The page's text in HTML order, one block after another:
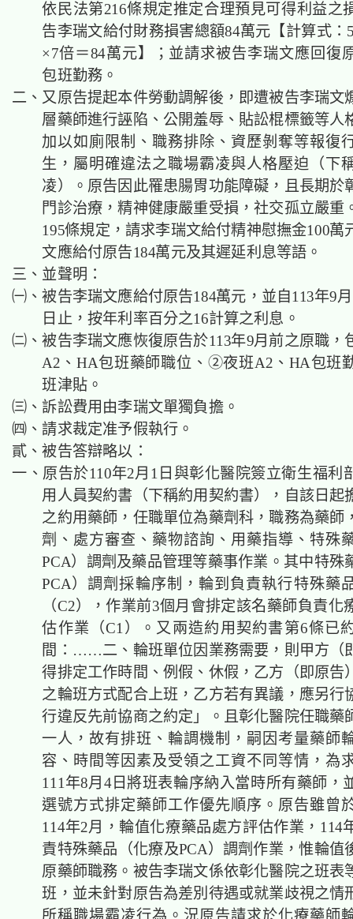
依民法第216條規定推定合理預見可得利益之
告李瑞文給付財務損害總額84萬元【計算式：
×7倍＝84萬元】；並請求被告李瑞文應回復
包班勤務。
二、又原告提起本件勞動調解後，即遭被告李瑞文
層藥師進行誣陷、公開羞辱、貼訟棍標籤等人
加以如廁限制、職務排除、資歷剝奪等報復
生，屬明確違法之職場霸凌與人格壓迫（下
凌）。原告因此罹患腸胃功能障礙，且長期於
門診治療，精神健康嚴重受損，社交孤立嚴重
195條規定，請求李瑞文給付精神慰撫金100萬
文應給付原告184萬元及其遲延利息等語。
三、並聲明：
㈠、被告李瑞文應給付原告184萬元，並自113年9
日止，按年利率百分之16計算之利息。
㈡、被告李瑞文應恢復原告於113年9月前之原職
A2、HA包班藥師職位、②夜班A2、HA包班
班津貼。
㈢、訴訟費用由李瑞文單獨負擔。
㈣、請求裁定准予假執行。
貳、被告答辯略以：
一、原告於110年2月1日與彰化醫院簽立衛生福利
用人員契約書（下稱約用契約書），自該日起
之約用藥師，任職單位為藥劑科，職務為藥師
劑、處方審查、藥物諮詢、用藥指導、特殊
PCA）調劑及藥品管理等藥事作業。其中特殊
PCA）調劑採輪序制，輪到負責執行特殊藥
（C2），作業前3個月會排定該名藥師負責化
估作業（C1）。又兩造約用契約書第6條已
間：……二、輪班單位因業務需要，則甲方（
得排定工作時間、例假、休假，乙方（即原告
之輪班方式配合上班，乙方若有異議，應另行
行違反先前協商之約定」。且彰化醫院任職藥
一人，故有排班、輪調機制，嗣因考量藥師
容、時間等因素及受領之工資不同等情，為
111年8月4日將班表輪序納入當時所有藥師，
選號方式排定藥師工作優先順序。原告雖曾
114年2月，輪值化療藥品處方評估作業，114
責特殊藥品（化療及PCA）調劑作業，惟輪值
原藥師職務。被告李瑞文係依彰化醫院之班表
班，並未針對原告為差別待遇或就業歧視之情
所稱職場霸凌行為。況原告請求於化療藥師